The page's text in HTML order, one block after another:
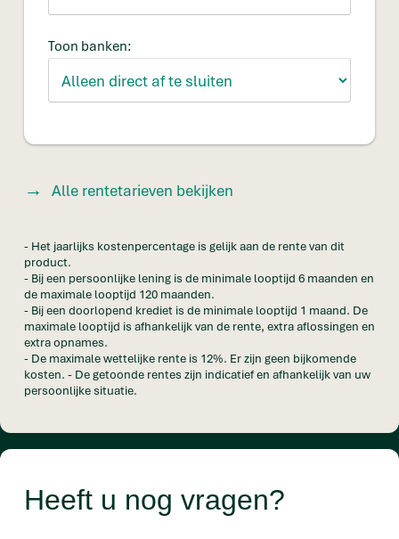
Toon banken:
Alle rentetarieven bekijken
- Het jaarlijks kostenpercentage is gelijk aan de rente van dit
product.
- Bij een persoonlijke lening is de minimale looptijd 6 maanden en
de maximale looptijd 120 maanden.
- Bij een doorlopend krediet is de minimale looptijd 1 maand. De
maximale looptijd is afhankelijk van de rente, extra aflossingen en
extra opnames.
- De maximale wettelijke rente is 12%. Er zijn geen bijkomende
kosten. - De getoonde rentes zijn indicatief en afhankelijk van uw
persoonlijke situatie.
Heeft u nog vragen?